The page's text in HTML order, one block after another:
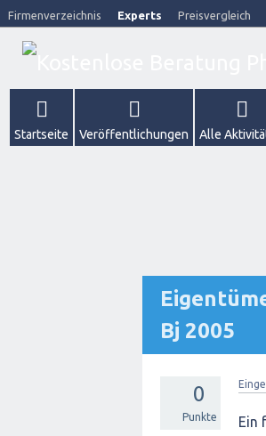
Firmenverzeichnis Experts Preisvergleich
Startseite Veröffentlichungen Alle
Bj 2005
0
Punkte Ein